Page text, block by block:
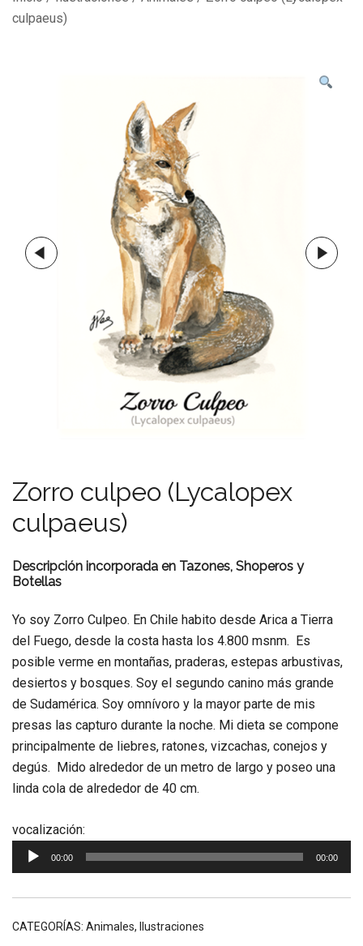
culpaeus)
Zorro culpeo (Lycalopex
culpaeus)
Descripción incorporada en Tazones, Shoperos y
Botellas
Yo soy Zorro Culpeo. En Chile habito desde Arica a Tierra
del Fuego, desde la costa hasta los 4.800 msnm. Es
posible verme en montañas, praderas, estepas arbustivas,
desiertos y bosques. Soy el segundo canino más grande
de Sudamérica. Soy omnívoro y la mayor parte de mis
presas las capturo durante la noche. Mi dieta se compone
principalmente de liebres, ratones, vizcachas, conejos y
degús. Mido alrededor de un metro de largo y poseo una
linda cola de alrededor de 40 cm.
vocalización:
de
audio
00:00 00:00
CATEGORÍAS: Animales, Ilustraciones